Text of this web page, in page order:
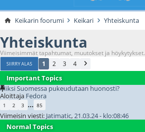
Keikarin foorumi Keikari Yhteiskunta
Yhteiskunta
Viimeisimmät tapahtumat, muutokset ja höykytykset.
SIIRRY ALAS 1 2 3 4
Important Topics
Miksi Suomessa pukeudutaan huonosti?
Aloittaja Fedora
1 2 3 ... 85
Viimeisin viesti: Jatimatic, 21.03.24 - klo:08:46
Normal Topics